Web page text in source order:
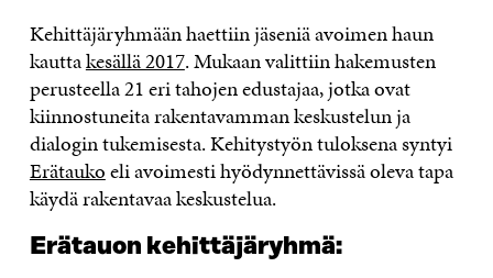
Kehittäjäryhmään haettiin jäseniä avoimen haun
kauttakesällä 2017. Mukaan valittiin hakemusten
perusteella 21 eri tahojen edustajaa, jotka ovat
kiinnostuneita rakentavamman keskustelun ja
dialogin tukemisesta. Kehitystyön tuloksena syntyi
Erätaukoeli avoimesti hyödynnettävissä oleva tapa
käydä rakentavaa keskustelua.
Erätauon kehittäjäryhmä: